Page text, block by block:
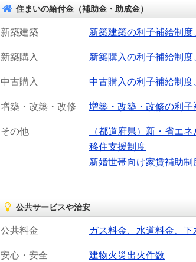
住まいの給付金（補助金・助成金）
新築建築 新築建築の利子補給制
新築購入 新築購入の利子補給制
中古購入 中古購入の利子補給制
増築・改築・改修 増築・改築・改修の利
その他
（都道府県）新・省エ
移住支援制度
新婚世帯向け家賃補助制
公共サービスや治安
公共料金 ガス料金、水道料金、
安心・安全
建物火災出火件数